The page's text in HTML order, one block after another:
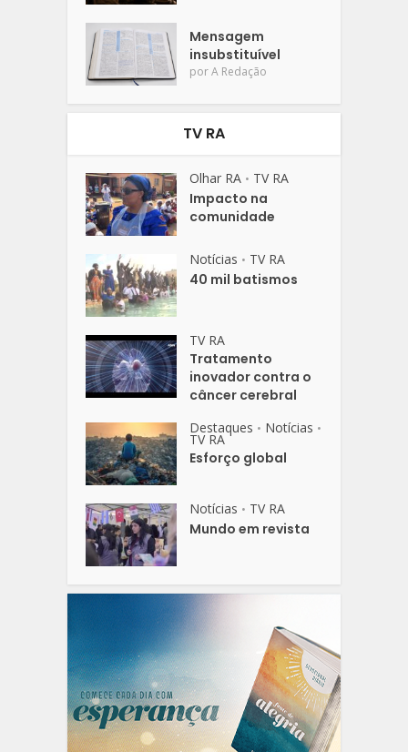
Mensagem
insubstituível
porA Redação
TV RA
Olhar RA • TV RA
Impacto na
comunidade
Notícias • TV RA
40 mil batismos
TV RA
Tratamento
inovador contra o
câncer cerebral
Destaques • Notícias •
TV RA
Esforço global
Notícias • TV RA
Mundo em revista